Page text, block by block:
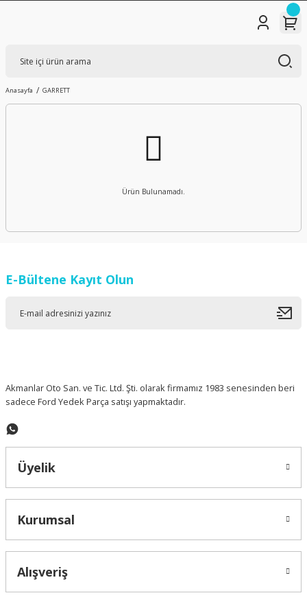
Anasayfa GARRETT
Ürün Bulunamadı.
E-Bültene Kayıt Olun
Akmanlar Oto San. ve Tic. Ltd. Şti. olarak firmamız 1983 senesinden beri
sadece Ford Yedek Parça satışı yapmaktadır.
Üyelik
Kurumsal
Alışveriş